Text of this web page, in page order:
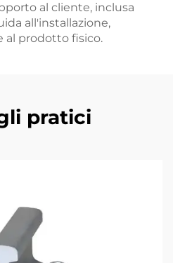
al cliente, inclusa
all'installazione,
al prodotto fisico.
pratici